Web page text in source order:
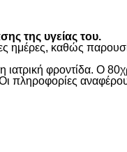
της υγείας του.
ημέρες, καθώς
ιατρική φροντίδα. Ο
πληροφορίες